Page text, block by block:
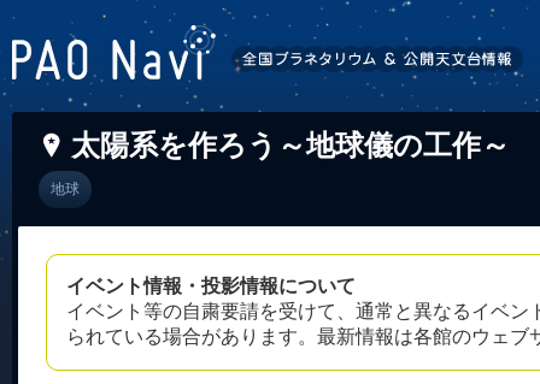
太陽系を作ろう～地球儀の工作～
地球
イベント情報・投影情報について
イベント等の自粛要請を受けて、通常と異なるイベ
られている場合があります。最新情報は各館のウェ